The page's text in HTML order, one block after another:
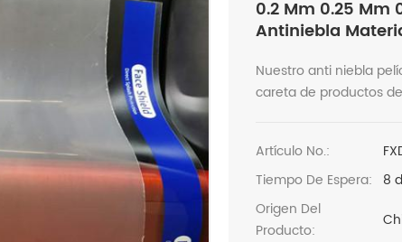
0.2 Mm 0.25 Mm
Antiniebla
Nuestro anti niebla
careta de productos
Artículo No.:
Tiempo De Espera:
8
Origen Del
Producto: